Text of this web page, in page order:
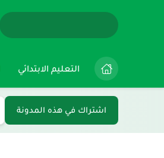
التعليم الابتدائي
اشتراك في هذه المدونة